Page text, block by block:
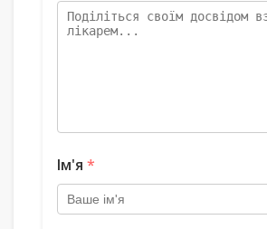
Ім'я *